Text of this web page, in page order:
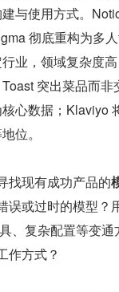
与使用方式。
彻底重构为多人
业，领域复杂度
突出菜品而
心数据；Klaviyo
位。
找现有成功产品的
误或过时的模型？
、复杂配置等变
作方式？